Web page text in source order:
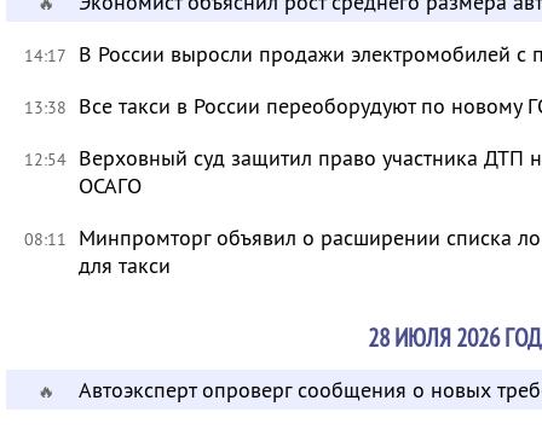
14:17 В России выросли продажи электромобилей с
13:38 Все такси в России переоборудуют по новому
12:54 Верховный суд защитил право участника ДТП
ОСАГО
08:11
Минпромторг объявил о расширении списка
для такси
28 ИЮЛЯ 2026
🔥 Автоэксперт опроверг сообщения о новых